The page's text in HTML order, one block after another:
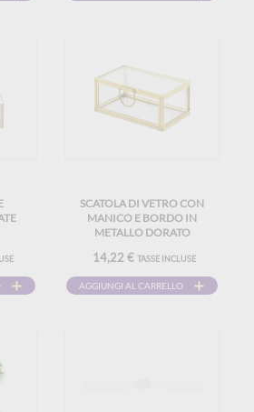
SCATOLA DI VETRO CON
MANICO E BORDO IN
METALLO DORATO
14,22 € TASSE INCLUSE
AGGIUNGI AL CARRELLO